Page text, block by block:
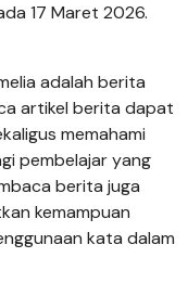
17 Maret 2026.
adalah berita
artikel berita dapat
memahami
pembelajar yang
berita juga
kemampuan
kata dalam